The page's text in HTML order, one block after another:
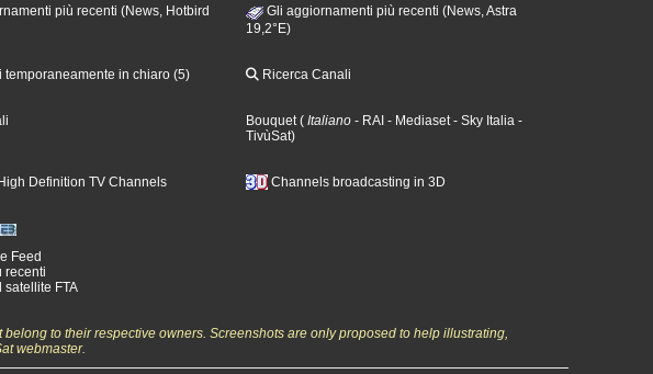
più recenti (News, Hotbird
Gli aggiornamenti più recenti (News, Astra
19,2°E)
temporaneamente in chiaro (5) Ricerca Canali
Bouquet ( Italiano - RAI - Mediaset - Sky Italia -
TivùSat)
Definition TV Channels Channels broadcasting in 3D
Feed
recenti
satellite FTA
to their respective owners. Screenshots are only proposed to help illustrating,
webmaster.